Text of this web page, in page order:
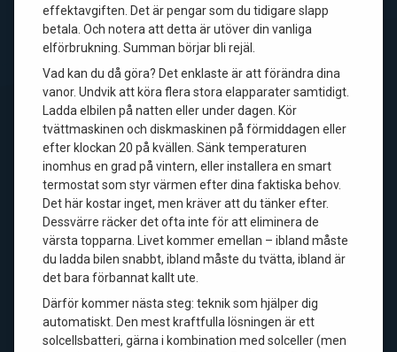
effektavgiften. Det är pengar som du tidigare slapp
betala. Och notera att detta är utöver din vanliga
elförbrukning. Summan börjar bli rejäl.
Vad kan du då göra? Det enklaste är att förändra dina
vanor. Undvik att köra flera stora elapparater samtidigt.
Ladda elbilen på natten eller under dagen. Kör
tvättmaskinen och diskmaskinen på förmiddagen eller
efter klockan 20 på kvällen. Sänk temperaturen
inomhus en grad på vintern, eller installera en smart
termostat som styr värmen efter dina faktiska behov.
Det här kostar inget, men kräver att du tänker efter.
Dessvärre räcker det ofta inte för att eliminera de
värsta topparna. Livet kommer emellan – ibland måste
du ladda bilen snabbt, ibland måste du tvätta, ibland är
det bara förbannat kallt ute.
Därför kommer nästa steg: teknik som hjälper dig
automatiskt. Den mest kraftfulla lösningen är ett
solcellsbatteri, gärna i kombination med solceller (men